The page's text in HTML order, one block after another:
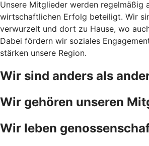
Unsere Mitglieder werden regelmäßig
wirtschaftlichen Erfolg beteiligt. Wir
verwurzelt und dort zu Hause, wo
Dabei fördern wir soziales
stärken unsere Region.
Wir sind anders als
Wir gehören unseren
Wir leben